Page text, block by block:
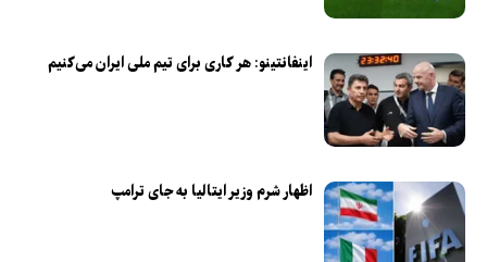
اینفانتینو: هر کاری برای تیم ملی ایران می‌کنیم
اظهار شرم وزیر ایتالیا به جای ترامپ